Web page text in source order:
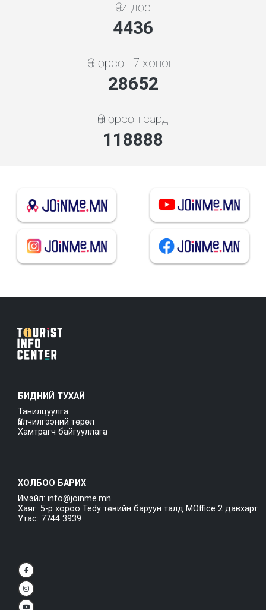
Өчигдөр
4778
Өнгөрсөн 7 хоногт
30856
Өнгөрсөн сард
128033
БИДНИЙ ТУХАЙ
Танилцуулга
Үйлчилгээний төрөл
Хамтрагч байгууллага
ХОЛБОО БАРИХ
Имэйл: info@joinme.mn
Хаяг: 5-р хороо Tedy төвийн баруун талд MOffice 2 давхарт
Утас: 7744 3939